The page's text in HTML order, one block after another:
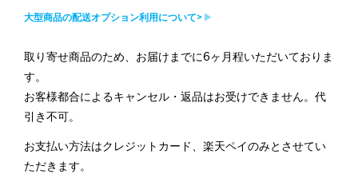
大型商品の配送オプション利用について>
取り寄せ商品のため、お届けまでに6ヶ月程いただいておりま
す。
お客様都合によるキャンセル・返品はお受けできません。代
引き不可。
お支払い方法はクレジットカード、楽天ペイのみとさせてい
ただきます。